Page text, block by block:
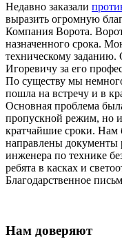
Недавно заказали
выразить огромную
Компания Ворота.
назначенного срока.
техническому заданию.
Игоревичу за его
По существу мы
пошла на встречу и в
Основная проблема
пропускной режим, но и
кратчайшие сроки. Нам
направлены документы
инженера по технике
ребята в касках и
Благодарственное
Нам доверяют